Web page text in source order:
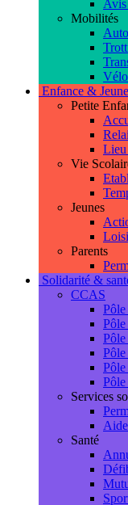
Mobilités
Enfance &
Petite
Lieu
Vie
Jeunes
Parents
Solidarité &
CCAS
Pôle
Services
Santé